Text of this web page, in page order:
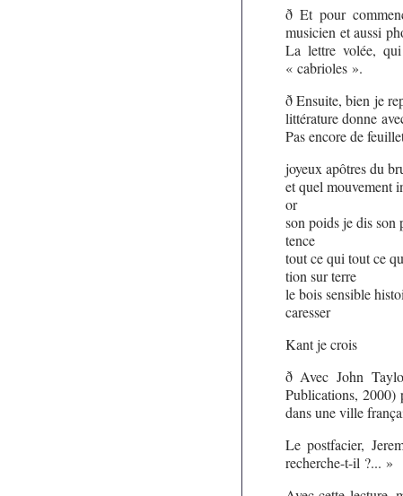
ð Et pour
musicien et aussi
La lettre volée,
« cabrioles ».
ð Ensuite, bien je
littérature donne
Pas encore de
joyeux apôtres du
et quel mouvement
or
son poids je dis son
tence
tout ce qui tout ce
tion sur terre
le bois sensible
caresser
Kant je crois
ð Avec John
Publications, 2000)
dans une ville
Le postfacier,
recherche-t-il ?... »